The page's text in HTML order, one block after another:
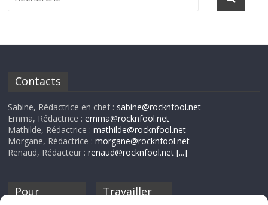
Contacts
Sabine, Rédactrice en chef : sabine@rocknfool.net
Emma, Rédactrice :emma@rocknfool.net
Mathilde, Rédactrice :mathilde@rocknfool.net
Morgane, Rédactrice :morgane@rocknfool.net
Renaud, Rédacteur :renaud@rocknfool.net [...]
Pour
Travailler